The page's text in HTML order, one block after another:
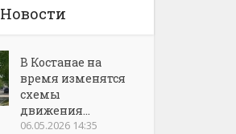
Новости
В Костанае на
время изменятся
схемы
движения...
06.05.2026 14:35